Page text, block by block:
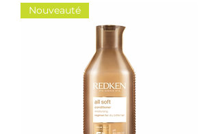
Nouveauté